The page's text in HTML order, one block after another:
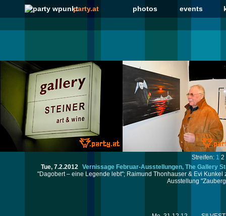
party.at photos events
Streifen: 1 2
Tue, 7.2.2012
Vernissage Februar-Ausstellungen, The Gallery
"Dagobert – eine Legende lebt"; Raimund Thonhauser & Evi
Ausstellung